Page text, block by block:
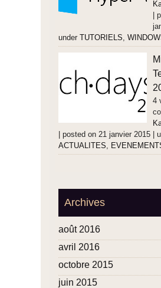
under TUTORIELS,
4
posted on 21 janvier 2015
ACTUALITES,
Archives
août 2016
avril 2016
octobre 2015
juin 2015